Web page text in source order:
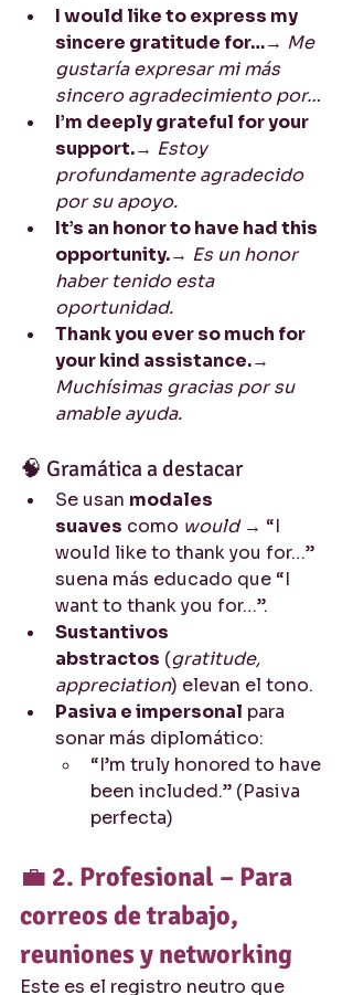
I would like to express my
sincere gratitude for…→ Me
gustaría expresar mi más
sincero agradecimiento por…
I’m deeply grateful for your
support.→ Estoy
profundamente agradecido
por su apoyo.
It’s an honor to have had this
opportunity.→ Es un honor
haber tenido esta
oportunidad.
Thank you ever so much for
your kind assistance.→
Muchísimas gracias por su
amable ayuda.
🧠 Gramática a destacar
Se usan modales
suaves como would → “I
would like to thank you for…”
suena más educado que “I
want to thank you for…”.
Sustantivos
abstractos (gratitude,
appreciation) elevan el tono.
Pasiva e impersonal para
sonar más diplomático:
“I’m truly honored to have
been included.” (Pasiva
perfecta)
💼 2. Profesional – Para
correos de trabajo,
reuniones y networking
Este es el registro neutro que